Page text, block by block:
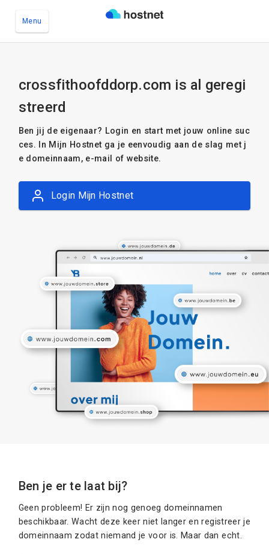
Menu
crossfithoofddorp.com is al geregi
streerd
Ben jij de eigenaar? Login en start met jouw online suc
ces. In Mijn Hostnet ga je eenvoudig aan de slag met j
e domeinnaam, e-mail of website.
Login Mijn Hostnet
Ben je er te laat bij?
Geen probleem! Er zijn nog genoeg domeinnamen
beschikbaar. Wacht deze keer niet langer en registreer je
domeinnaam zodat niemand je voor is. Maar dan echt.